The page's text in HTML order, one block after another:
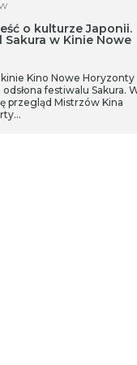
o kulturze Japonii.
w Kinie Nowe
Kino Nowe Horyzonty
festiwalu Sakura.
przegląd Mistrzów Kina